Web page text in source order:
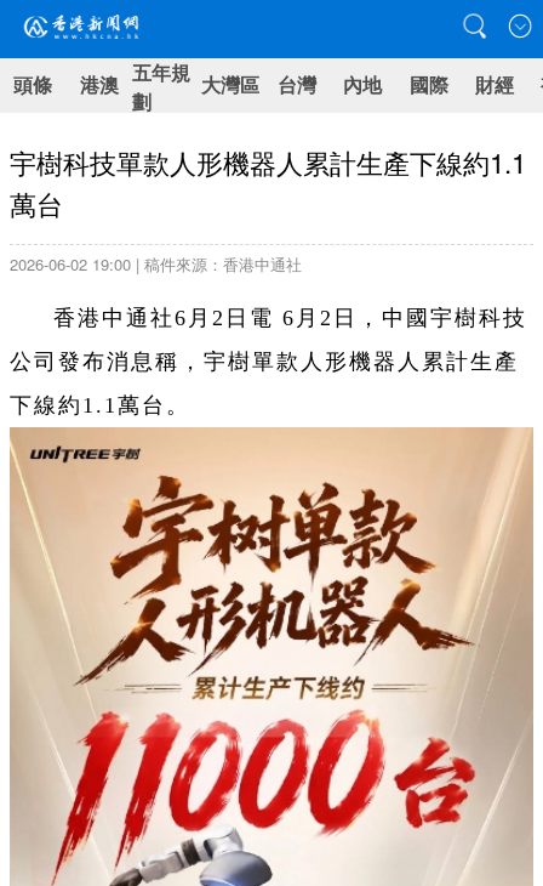
頭條 港澳 五年規
劃
大灣區 台灣 內地 國際 財經
宇樹科技單款人形機器人累計生產下線約1.1
萬台
2026-06-02 19:00 | 稿件來源：香港中通社
香港中通社6月2日電 6月2日，中國宇樹科技
公司發布消息稱，宇樹單款人形機器人累計生產
下線約1.1萬台。